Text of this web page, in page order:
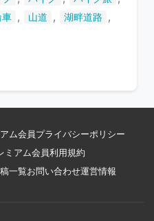
車 , 山道 , 湖畔道路 ,
ム会員 プライバシーポリシー
ミアム会員利用規約
一覧お問い合わせ運営情報